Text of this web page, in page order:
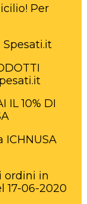
Per
Spesati.it
IL 10% DI
ICHNUSA
ordini in
17-06-2020